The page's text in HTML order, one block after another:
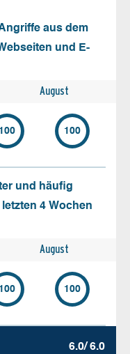
aus dem
und E-
August
100 100
und häufig
4 Wochen
August
100 100
6.0/ 6.0